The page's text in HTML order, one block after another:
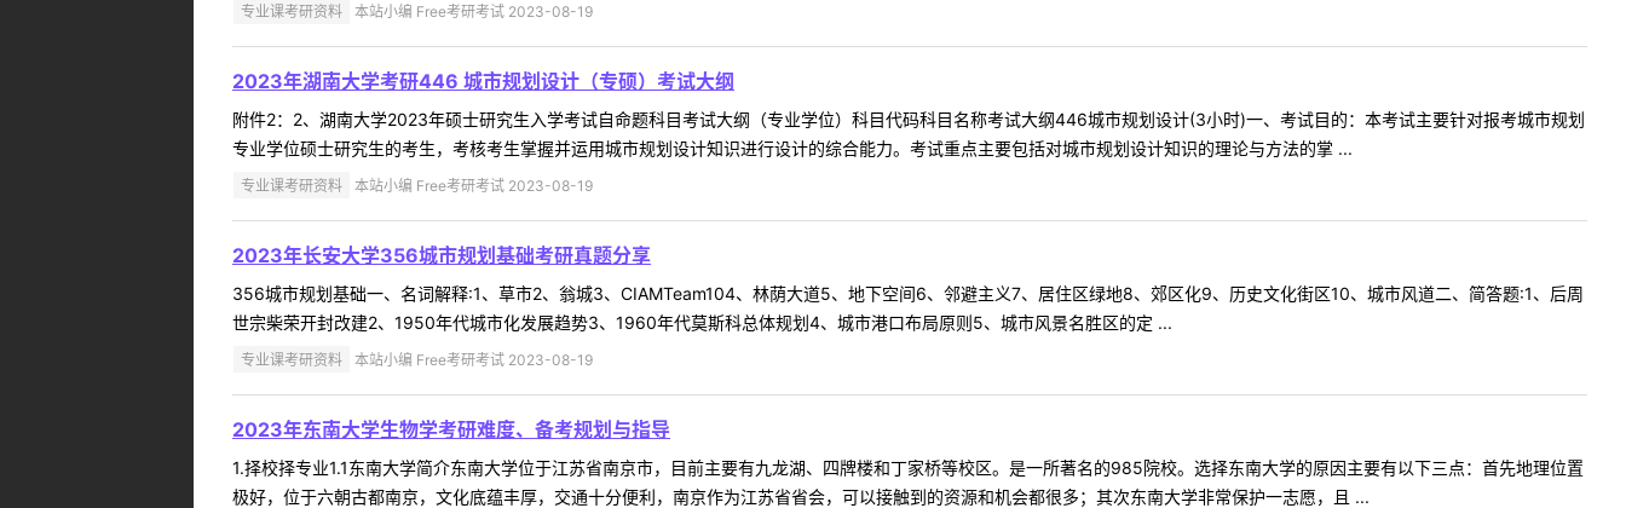
专业课考研资料 本站小编 Free考研考试 2023-08-19
2023年湖南大学考研446 城市规划设计（专硕）考试大纲
附件2：2、湖南大学2023年硕士研究生入学考试自命题科目考试大纲（专业学位）科目代码科目名称考试大纲446城市规划设计(3小时)一、考试目的：本考试主要针对报考城市规划
专业学位硕士研究生的考生，考核考生掌握并运用城市规划设计知识进行设计的综合能力。考试重点主要包括对城市规划设计知识的理论与方法的掌 ...
专业课考研资料 本站小编 Free考研考试 2023-08-19
2023年长安大学356城市规划基础考研真题分享
356城市规划基础一、名词解释:1、草市2、翁城3、CIAMTeam104、林荫大道5、地下空间6、邻避主义7、居住区绿地8、郊区化9、历史文化街区10、城市风道二、简答题:1、后周
世宗柴荣开封改建2、1950年代城市化发展趋势3、1960年代莫斯科总体规划4、城市港口布局原则5、城市风景名胜区的定 ...
专业课考研资料 本站小编 Free考研考试 2023-08-19
2023年东南大学生物学考研难度、备考规划与指导
1.择校择专业1.1东南大学简介东南大学位于江苏省南京市，目前主要有九龙湖、四牌楼和丁家桥等校区。是一所著名的985院校。选择东南大学的原因主要有以下三点：首先地理位置
极好，位于六朝古都南京，文化底蕴丰厚，交通十分便利，南京作为江苏省省会，可以接触到的资源和机会都很多；其次东南大学非常保护一志愿，且 ...